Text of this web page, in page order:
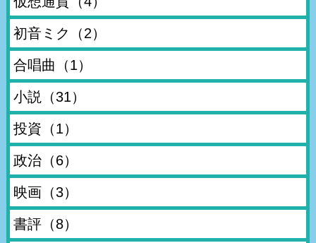
初音ミク （2）
合唱曲 （1）
小説 （31）
投資 （1）
政治（6）
映画（3）
書評（8）